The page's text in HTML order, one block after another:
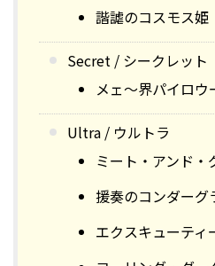
諧謔のコスモス姫
Secret / シークレット
メェ～界パイロウ
Ultra / ウルトラ
ミート・アンド・
援奏のコンダーグ
エクスキューティ